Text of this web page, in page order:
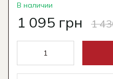
В наличии
1 095 грн 1